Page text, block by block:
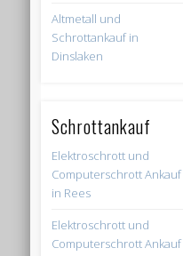
Altmetall und
Schrottankauf in
Dinslaken
Schrottankauf
Elektroschrott und
Computerschrott Ankauf
in Rees
Elektroschrott und
Computerschrott Ankauf